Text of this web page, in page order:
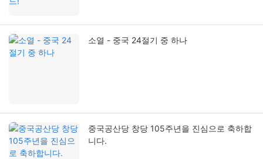
소열 - 중국 24절기 중 하나
중국공산당 창당 105주년을 진심으로 축하합
니다.